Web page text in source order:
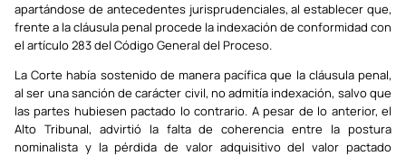
apartándose de antecedentes jurisprudenciales, al establecer que,
frente a la cláusula penal procede la indexación de conformidad con
el artículo 283 del Código General del Proceso.
La Corte había sostenido de manera pacífica que la cláusula penal,
al ser una sanción de carácter civil, no admitía indexación, salvo que
las partes hubiesen pactado lo contrario. A pesar de lo anterior, el
Alto Tribunal, advirtió la falta de coherencia entre la postura
nominalista y la pérdida de valor adquisitivo del valor pactado